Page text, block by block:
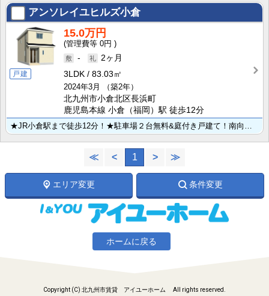
アンソレイユヒルズ小倉
戸建
15.0万円
0円
-
2ヶ月
3LDK
83.03㎡
2024年3月
（築2年）
北九州市小倉北区長浜町
鹿児島本線 小倉（福岡）駅 徒歩12分
≪ < 1 > ≫
エリア変更 条件変更
ホームに戻る
Copyright (C) 北九州市賃貸 アイユーホーム All rights reserved.